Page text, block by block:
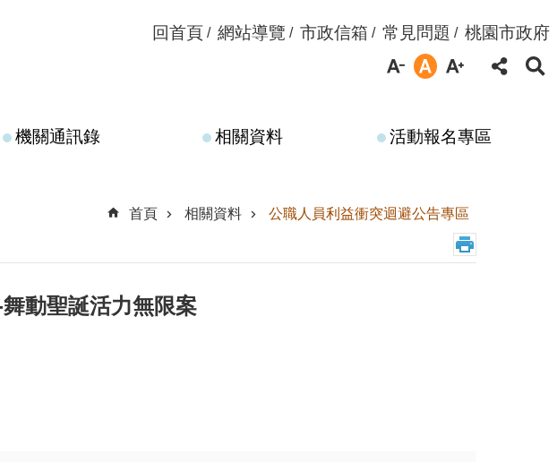
回首頁 網站導覽 市政信箱 常見問題 桃園市政府
機關通訊錄 相關資料 活動報名專區
首頁
相關資料 公職人員利益衝突迴避公告專區
動聖誕活力無限案